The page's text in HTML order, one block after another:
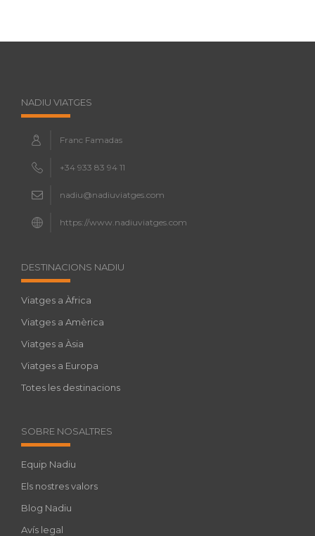
NADIU VIATGES
Franc Famadas
+34 933 83 94 11
nadiu@nadiuviatges.com
https://www.nadiuviatges.com
DESTINACIONS NADIU
Viatges a Àfrica
Viatges a Amèrica
Viatges a Àsia
Viatges a Europa
Totes les destinacions
SOBRE NOSALTRES
Equip Nadiu
Els nostres valors
Blog Nadiu
Avís legal